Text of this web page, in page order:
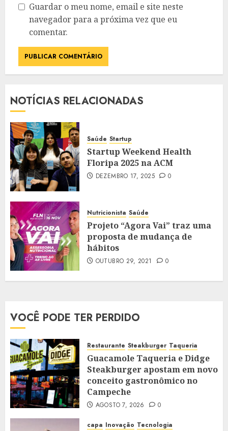
Guardar o meu nome, email e site neste
navegador para a próxima vez que eu
comentar.
NOTÍCIAS RELACIONADAS
Saúde Startup
Startup Weekend Health
Floripa 2025 na ACM
DEZEMBRO 17, 2025 0
Nutricionista Saúde
Projeto “Agora Vai” traz uma
proposta de mudança de
hábitos
OUTUBRO 29, 2021 0
VOCÊ PODE TER PERDIDO
Restaurante Steakburger Taqueria
Guacamole Taqueria e Didge
Steakburger apostam em novo
conceito gastronômico no
Campeche
AGOSTO 7, 2026 0
capa Inovação Tecnologia